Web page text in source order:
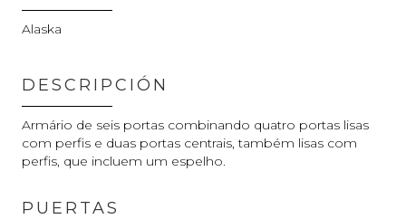
Alaska
DESCRIPCIÓN
Armário de seis portas combinando quatro portas lisas
com perfis e duas portas centrais, também lisas com
perfis, que incluem um espelho.
PUERTAS